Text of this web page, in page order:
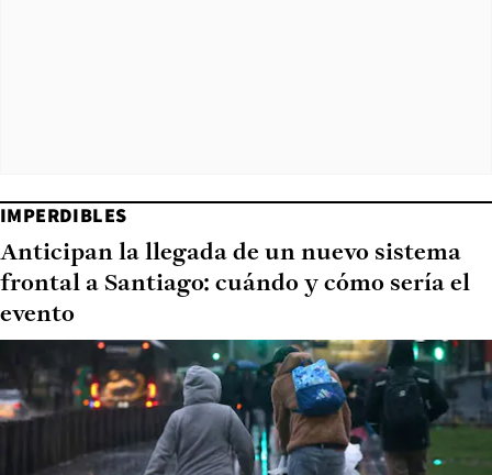
IMPERDIBLES
Anticipan la llegada de un nuevo sistema
frontal a Santiago: cuándo y cómo sería el
evento